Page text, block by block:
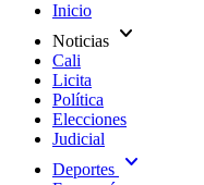
Inicio
Noticias expand_more
Cali
Licita
Política
Elecciones
Judicial
Deportes expand_more